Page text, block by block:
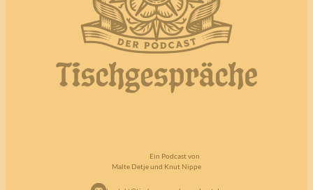
Ein Podcast von
Malte Detje und Knut Nippe